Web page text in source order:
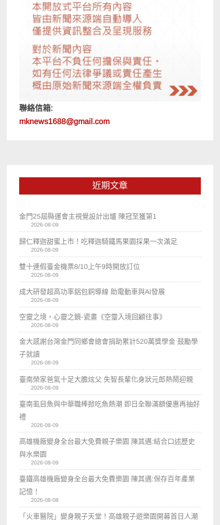
聯絡信箱:
mknews1688@gmail.com
近期文章
金門25屆縣運會主視覺設計出爐 陳冠至獲第1
2026-08-09
歸仁釋迦甜蜜上市！吃釋迦騎鐵馬果園採果一次滿足
2026-08-09
雙十連假臺金機票8/10上午9時開放訂位
2026-08-09
成大研發超高功率鋁包銅導線 助電動車與AI發展
2026-08-09
空靈之境，心靈之鏡-瓷畫《空𩆜入境回顧往事》
2026-08-09
金大感謝台灣金門同鄉會總會捐助累計520萬獎學金 鼓勵學
子就讀
2026-08-09
臺南榮家爸氣十足大膽炫父 失智長輩化身狀元郎熱鬧迎親
2026-08-09
臺南虱目魚與中華職棒掀吃魚熱潮 即日全聯滿額優惠再抽好
禮
2026-08-09
高雄機廠變身全台最大免費親子樂園 陳其邁:結合口述歷史
與水樂園
2026-08-09
臺鐵高雄機廠變身全台最大免費樂園 陳其邁:保存百年產業
記憶！
2026-08-08
「火車醫院」變身親子天堂！高雄親子遊樂園開幕首日人潮